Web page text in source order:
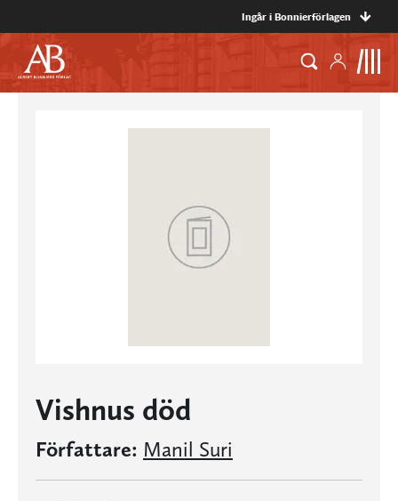
Ingår i Bonnierförlagen
Vishnus död
Författare: Manil Suri